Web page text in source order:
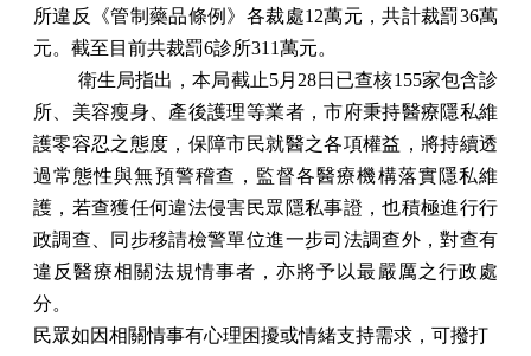
所違反《管制藥品條例》各裁處12萬元，共計裁罰36萬
元。截至目前共裁罰6診所311萬元。
衛生局指出，本局截止5月28日已查核155家包含診
所、美容瘦身、產後護理等業者，市府秉持醫療隱私維
護零容忍之態度，保障市民就醫之各項權益，將持續透
過常態性與無預警稽查，監督各醫療機構落實隱私維
護，若查獲任何違法侵害民眾隱私事證，也積極進行行
政調查、同步移請檢警單位進一步司法調查外，對查有
違反醫療相關法規情事者，亦將予以最嚴厲之行政處
分。
民眾如因相關情事有心理困擾或情緒支持需求，可撥打